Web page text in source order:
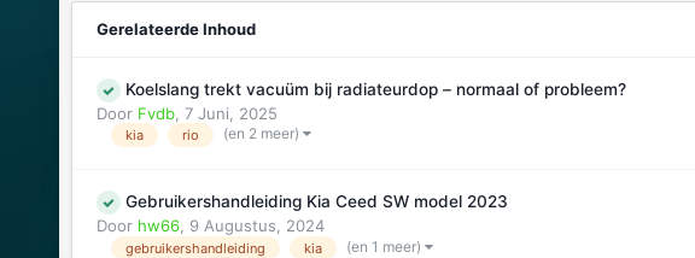
Gerelateerde Inhoud
Koelslang trekt vacuüm bij radiateurdop – normaal of probleem?
Door Fvdb, 7 Juni, 2025
kia rio (en 2 meer)
Gebruikershandleiding Kia Ceed SW model 2023
Door hw66, 9 Augustus, 2024
gebruikershandleiding kia (en 1 meer)